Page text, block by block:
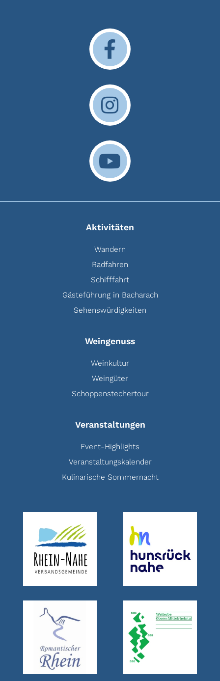
Aktivitäten
Wandern
Radfahren
Schifffahrt
Gästeführung in Bacharach
Sehenswürdigkeiten
Weingenuss
Weinkultur
Weingüter
Schoppenstechertour
Veranstaltungen
Event-Highlights
Veranstaltungskalender
Kulinarische Sommernacht